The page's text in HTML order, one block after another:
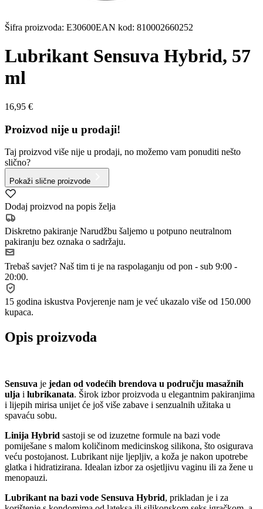
Šifra proizvoda: E30600EAN kod: 810002660252
Lubrikant Sensuva Hybrid, 57
ml
16,95 €
Proizvod nije u prodaji!
Taj proizvod više nije u prodaji, no možemo vam ponuditi nešto
slično?
Pokaži slične proizvode
Dodaj proizvod na popis želja
Diskretno pakiranje Narudžbu šaljemo u potpuno neutralnom
pakiranju bez oznaka o sadržaju.
Trebaš savjet? Naš tim ti je na raspolaganju od pon - sub 9:00 -
20:00.
15 godina iskustva Povjerenje nam je već ukazalo više od 150.000
kupaca.
Opis proizvoda
Sensuva je jedan od vodećih brendova u području masažnih
ulja i lubrikanata. Širok izbor proizvoda u elegantnim pakiranjima
i lijepih mirisa unijet će još više zabave i senzualnih užitaka u
spavaću sobu.
Linija Hybrid sastoji se od izuzetne formule na bazi vode
pomiješane s malom količinom medicinskog silikona, što osigurava
veću postojanost. Lubrikant nije ljepljiv, a koža je nakon upotrebe
glatka i hidratizirana. Idealan izbor za osjetljivu vaginu ili za žene u
menopauzi.
Lubrikant na bazi vode Sensuva Hybrid, prikladan je i za